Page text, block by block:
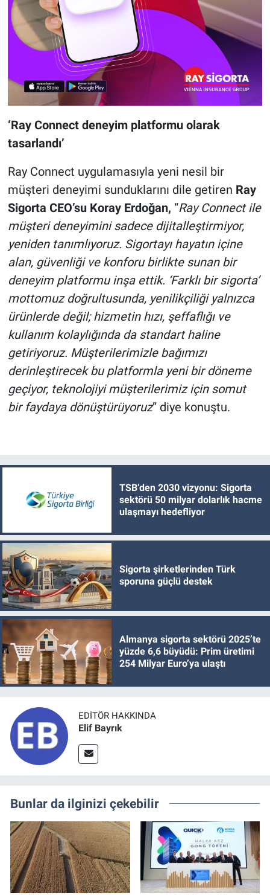
‘Ray Connect deneyim platformu olarak
tasarlandı’
Ray Connect uygulamasıyla yeni nesil bir
müşteri deneyimi sunduklarını dile getiren Ray
Sigorta CEO’su Koray Erdoğan, “Ray Connect ile
müşteri deneyimini sadece dijitalleştirmiyor,
yeniden tanımlıyoruz. Sigortayı hayatın içine
alan, güvenliği ve konforu birlikte sunan bir
deneyim platformu inşa ettik. ‘Farklı bir sigorta’
mottomuz doğrultusunda, yenilikçiliği yalnızca
ürünlerde değil; hizmetin hızı, şeffaflığı ve
kullanım kolaylığında da standart haline
getiriyoruz. Müşterilerimizle bağımızı
derinleştirecek bu platformla yeni bir döneme
geçiyor, teknolojiyi müşterilerimiz için somut
bir faydaya dönüştürüyoruz” diye konuştu.
TSB’den 2030 vizyonu: Sigorta
sektörü 50 milyar dolarlık hacme
ulaşmayı hedefliyor
Sigorta şirketlerinden Türk
sporuna güçlü destek
Almanya sigorta sektörü 2025’te
yüzde 6,6 büyüdü: Prim üretimi
254 Milyar Euro’ya ulaştı
EDITÖR HAKKINDA
Elif Bayrık
Bunlar da ilginizi çekebilir